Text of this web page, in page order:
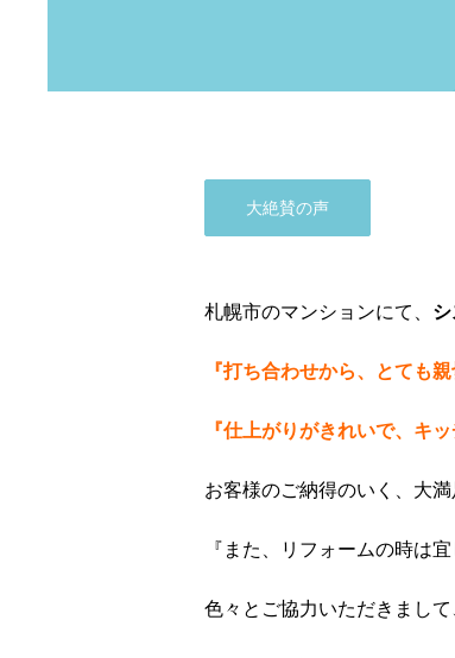
大絶賛の声
札幌市のマンションにて、
『打ち合わせから、とても
『仕上がりがきれいで、キ
お客様のご納得のいく、大
『また、リフォームの時は
色々とご協力いただきまし